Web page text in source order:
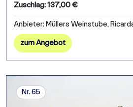
Zuschlag: 137,00 €
Anbieter: Müllers Weinstube,
zum Angebot
Nr. 65